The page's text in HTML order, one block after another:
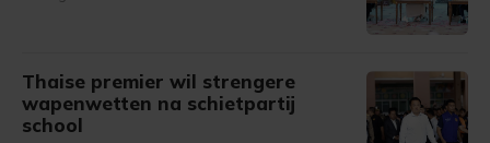
Thaise premier wil strengere
wapenwetten na schietpartij
school